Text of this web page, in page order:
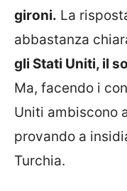
gironi. La
abbastanza
gli Stati Uniti, il
Ma, facendo i
Uniti ambiscono
provando a
Turchia.